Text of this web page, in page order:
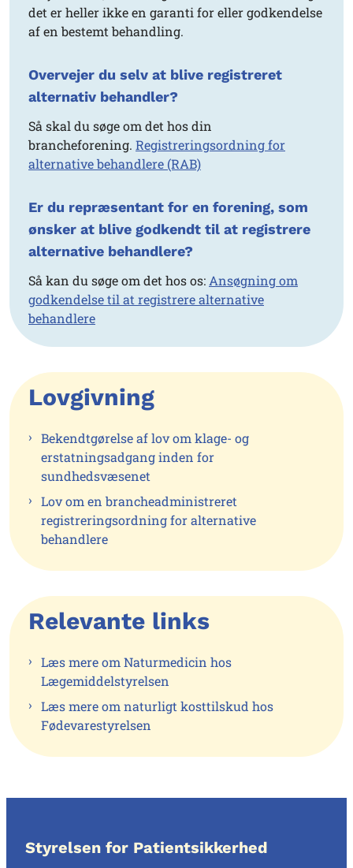
det er heller ikke en garanti for eller godkendelse
af en bestemt behandling.
Overvejer du selv at blive registreret
alternativ behandler?
Så skal du søge om det hos din
brancheforening. Registreringsordning for
alternative behandlere (RAB)
Er du repræsentant for en forening, som
ønsker at blive godkendt til at registrere
alternative behandlere?
Så kan du søge om det hos os: Ansøgning om
godkendelse til at registrere alternative
behandlere
Lovgivning
Bekendtgørelse af lov om klage- og
erstatningsadgang inden for
sundhedsvæsenet
Lov om en brancheadministreret
registreringsordning for alternative
behandlere
Relevante links
Læs mere om Naturmedicin hos
Lægemiddelstyrelsen
Læs mere om naturligt kosttilskud hos
Fødevarestyrelsen
Styrelsen for Patientsikkerhed